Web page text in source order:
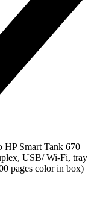
Smart Tank 670
USB/ Wi-Fi, tray
pages color in box)